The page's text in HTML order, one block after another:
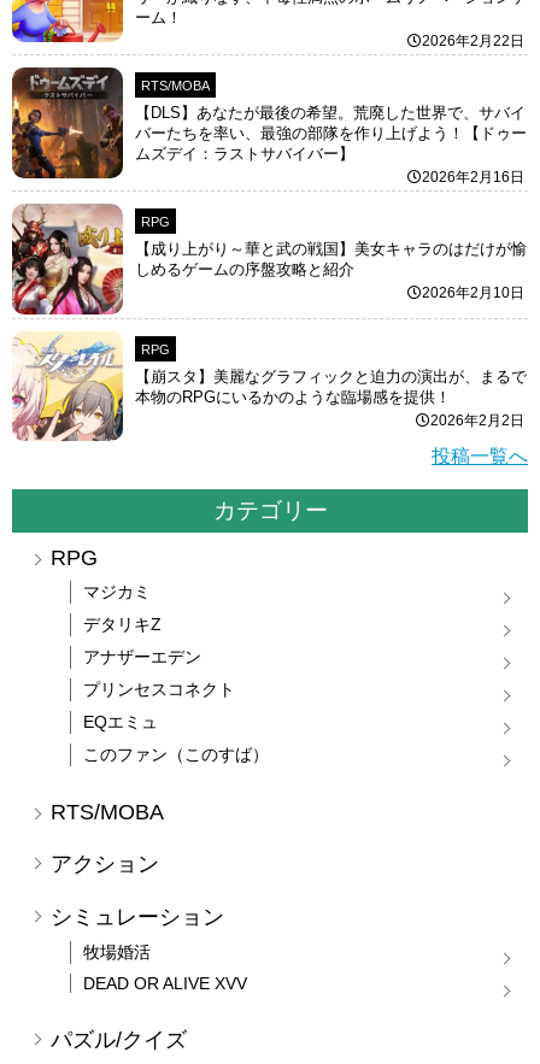
ーム！
2026年2月22日
RTS/MOBA
【DLS】あなたが最後の希望。荒廃した世界で、サバイ
バーたちを率い、最強の部隊を作り上げよう！【ドゥー
ムズデイ：ラストサバイバー】
2026年2月16日
RPG
【成り上がり～華と武の戦国】美女キャラのはだけが愉
しめるゲームの序盤攻略と紹介
2026年2月10日
RPG
【崩スタ】美麗なグラフィックと迫力の演出が、まるで
本物のRPGにいるかのような臨場感を提供！
2026年2月2日
投稿一覧へ
カテゴリー
RPG
マジカミ
デタリキZ
アナザーエデン
プリンセスコネクト
EQエミュ
このファン（このすば）
RTS/MOBA
アクション
シミュレーション
牧場婚活
DEAD OR ALIVE XVV
パズル/クイズ